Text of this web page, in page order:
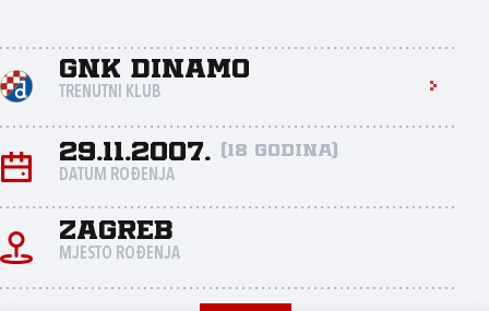
GNK Dinamo
TRENUTNI KLUB
29.11.2007. (18 godina)
DATUM ROĐENJA
Zagreb
MJESTO ROĐENJA